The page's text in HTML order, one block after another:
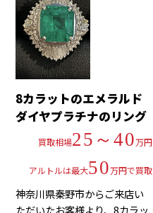
8カラットのエメラルド
ダイヤプラチナのリング
買取相場25～40万円
アルトルは最大50万円で買取
神奈川県秦野市からご来店い
ただいたお客様より、8カラッ